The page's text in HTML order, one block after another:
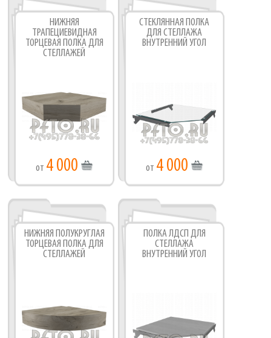
НИЖНЯЯ
ТРАПЕЦИЕВИДНАЯ
ТОРЦЕВАЯ ПОЛКА ДЛЯ
СТЕЛЛАЖЕЙ
от 4 000
СТЕКЛЯННАЯ ПОЛКА
ДЛЯ СТЕЛЛАЖА
ВНУТРЕННИЙ УГОЛ
от 4 000
НИЖНЯЯ ПОЛУКРУГЛАЯ
ТОРЦЕВАЯ ПОЛКА ДЛЯ
СТЕЛЛАЖЕЙ
ПОЛКА ЛДСП ДЛЯ
СТЕЛЛАЖА
ВНУТРЕННИЙ УГОЛ